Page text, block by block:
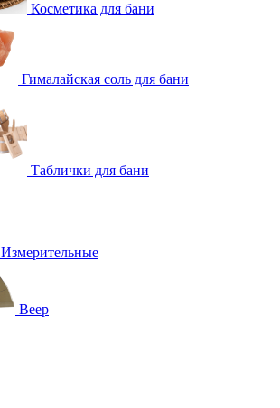
Косметика для бани
Гималайская соль для бани
Таблички для бани
Измерительные
Веер